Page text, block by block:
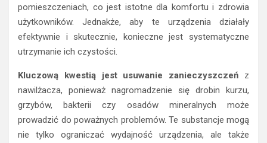
pomieszczeniach, co jest istotne dla komfortu i zdrowia
użytkowników. Jednakże, aby te urządzenia działały
efektywnie i skutecznie, konieczne jest systematyczne
utrzymanie ich czystości.
Kluczową kwestią jest usuwanie zanieczyszczeń z
nawilżacza, ponieważ nagromadzenie się drobin kurzu,
grzybów, bakterii czy osadów mineralnych może
prowadzić do poważnych problemów. Te substancje mogą
nie tylko ograniczać wydajność urządzenia, ale także